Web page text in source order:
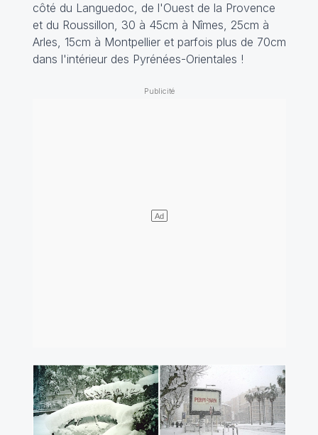
côté du Languedoc, de l'Ouest de la Provence
et du Roussillon, 30 à 45cm à Nîmes, 25cm à
Arles, 15cm à Montpellier et parfois plus de 70cm
dans l'intérieur des Pyrénées-Orientales !